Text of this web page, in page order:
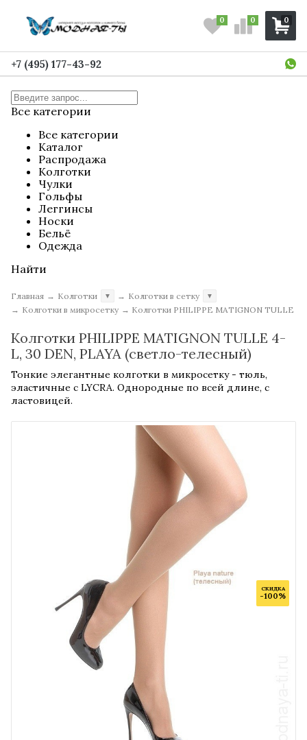
0
0 0
+7 (495) 177-43-92
Все категории
Все категории
Каталог
Распродажа
Колготки
Чулки
Гольфы
Леггинсы
Носки
Бельё
Одежда
Найти
Главная → Колготки ▼ → Колготки в сетку ▼
→ Колготки в микросетку → Колготки PHILIPPE MATIGNON TULLE
Колготки PHILIPPE MATIGNON TULLE 4-
L, 30 DEN, PLAYA (светло-телесный)
Тонкие элегантные колготки в микросетку - тюль,
эластичные с LYCRA. Однородные по всей длине, с
ластовицей.
СКИДКА
-100%